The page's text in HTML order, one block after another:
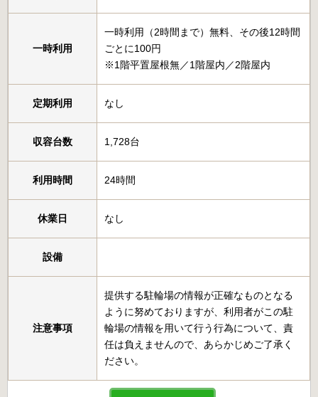
一時利用
一時利用（2時間まで）無料、その後12時間
ごとに100円
※1階平置屋根無／1階屋内／2階屋内
定期利用 なし
収容台数 1,728台
利用時間 24時間
休業日 なし
設備
注意事項
提供する駐輪場の情報が正確なものとなる
ように努めておりますが、利用者がこの駐
輪場の情報を用いて行う行為について、責
任は負えませんので、あらかじめご了承く
ださい。